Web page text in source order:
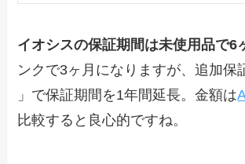
イオシスの保証期間は未使用品で6
ンクで3ヶ月になりますが、追加保
」で保証期間を1年間延長。金額は
比較すると良心的ですね。